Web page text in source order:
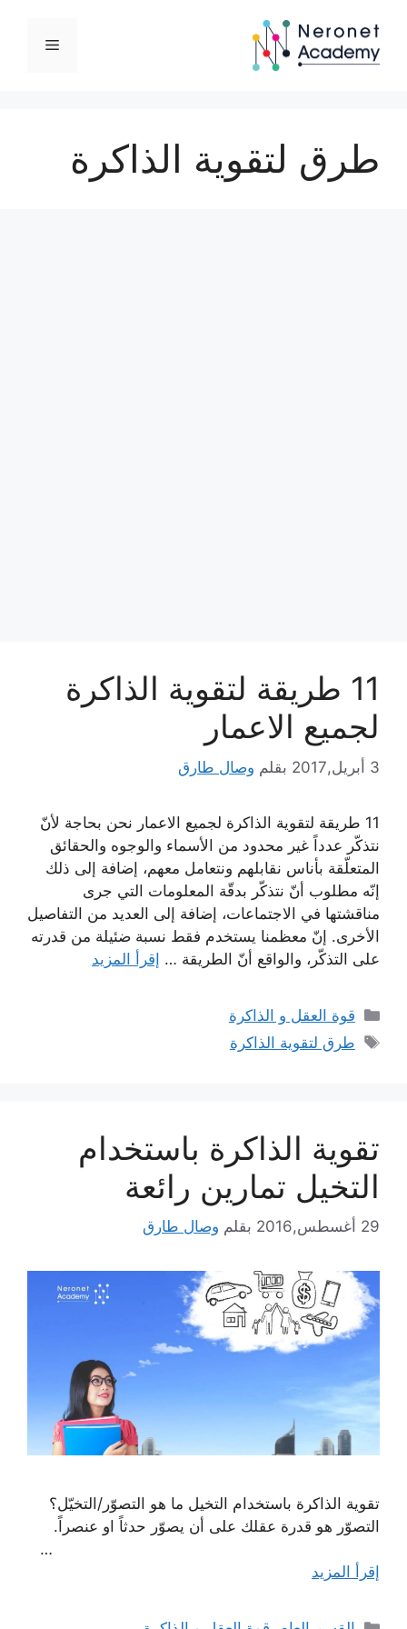
المحتوى
القائمة
طرق لتقوية الذاكرة
11 طريقة لتقوية الذاكرة
لجميع الاعمار
3 أبريل,2017 بقلم وصال طارق
11 طريقة لتقوية الذاكرة لجميع الاعمار نحن بحاجة لأنّ
نتذكّر عدداً غير محدود من الأسماء والوجوه والحقائق
المتعلّقة بأناس نقابلهم ونتعامل معهم، إضافة إلى ذلك
إنّه مطلوب أنّ نتذكّر بدقّة المعلومات التي جرى
مناقشتها في الاجتماعات، إضافة إلى العديد من التفاصيل
الأخرى. إنّ معظمنا يستخدم فقط نسبة ضئيلة من قدرته
على التذكّر، والواقع أنّ الطريقة … إقرأ المزيد
التصنيفات
قوة العقل و الذاكرة
الوسوم
طرق لتقوية الذاكرة
تقوية الذاكرة باستخدام
التخيل تمارين رائعة
29 أغسطس,2016 بقلم وصال طارق
تقوية الذاكرة باستخدام التخيل ما هو التصوّر/التخيّل؟
التصوّر هو قدرة عقلك على أن يصوّر حدثاً او عنصراً.
…
إقرأ المزيد
التصنيفات